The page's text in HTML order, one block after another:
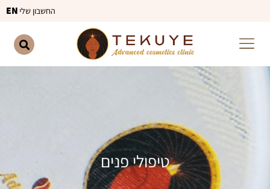
החשבון שלי EN
טיפולי פנים